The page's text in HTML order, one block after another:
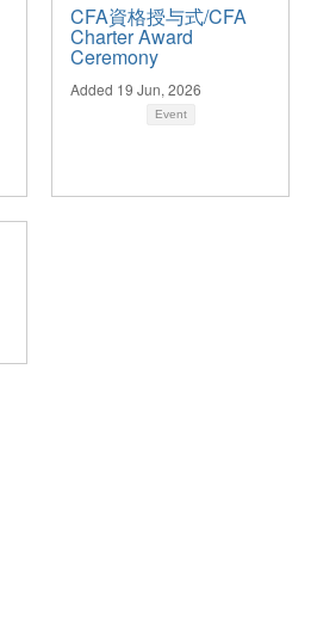
CFA資格授与式/CFA
Charter Award
Ceremony
Added 19 Jun, 2026
Event